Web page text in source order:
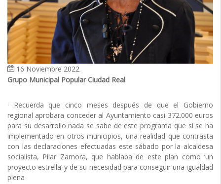
16 Noviembre 2022
Grupo Municipal Popular Ciudad Real
· Recuerda que cinco meses después de que el Gobierno
regional aprobara conceder al Ayuntamiento casi 372.000 euros
para su desarrollo nada se sabe de este programa que sí se ha
implementado en otros municipios, una realidad que contrasta
con las declaraciones efectuadas este sábado por la alcaldesa
socialista, Pilar Zamora, que hablaba de este plan como ‘un
proyecto estrella’ y de su necesidad para conseguir una igualdad
plena